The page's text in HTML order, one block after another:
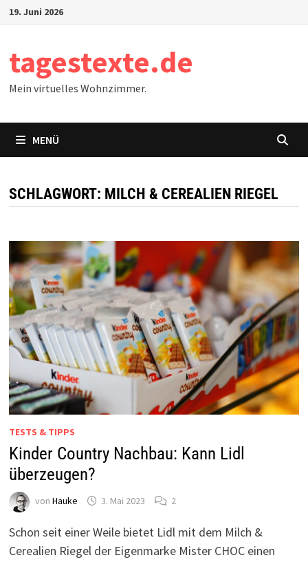
Zum19. Juni 2026
tagestexte.de
Mein virtuelles Wohnzimmer.
MENÜ
SCHLAGWORT: MILCH & CEREALIEN RIEGEL
TESTS & TIPPS
Kinder Country Nachbau: Kann Lidl
überzeugen?
von Hauke 3. Mai 2023 2
Schon seit einer Weile bietet Lidl mit dem Milch &
Cerealien Riegel der Eigenmarke Mister CHOC einen